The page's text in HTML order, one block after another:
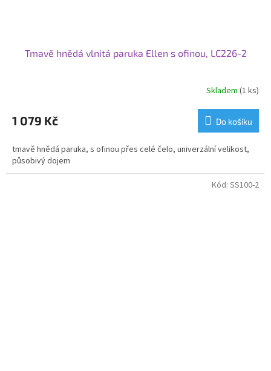
Tmavě hnědá vlnitá paruka Ellen s ofinou, LC226-2
Skladem (1 ks)
1 079 Kč Do košíku
tmavě hnědá paruka, s ofinou přes celé čelo, univerzální velikost,
působivý dojem
Kód: SS100-2